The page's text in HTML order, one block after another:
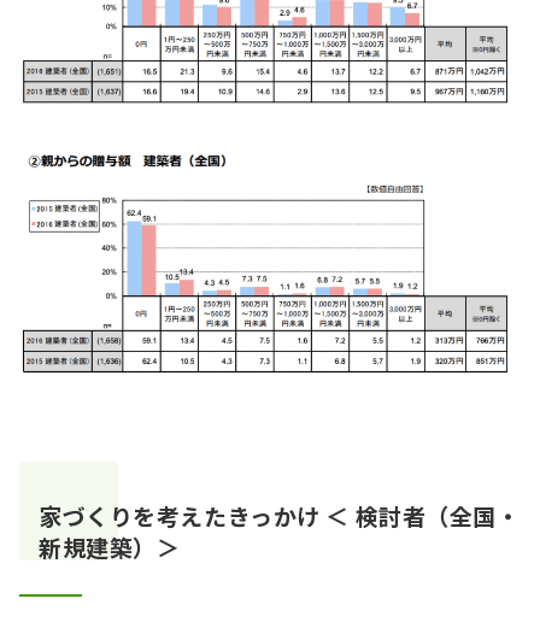
家づくりを考えたきっかけ ＜ 検討者（全国・
新規建築）＞